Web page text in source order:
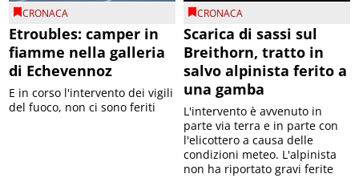
CRONACA
Etroubles: camper in
fiamme nella galleria
di Echevennoz
E in corso l'intervento dei vigili
del fuoco, non ci sono feriti
CRONACA
Scarica di sassi sul
Breithorn, tratto in
salvo alpinista ferito a
una gamba
L'intervento è avvenuto in
parte via terra e in parte con
l'elicottero a causa delle
condizioni meteo. L'alpinista
non ha riportato gravi ferite